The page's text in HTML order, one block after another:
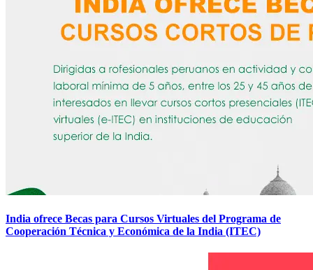
India ofrece Becas para Cursos Virtuales del Programa de
Cooperación Técnica y Económica de la India (ITEC)